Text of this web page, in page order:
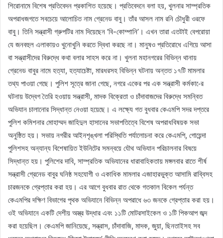
শিরোনামে বিশেষ প্রতিবেদন প্রকাশিত হয়েছে। প্রতিবেদনে বলা হয়, খুলনার সাম্প্রতিক
অপরাধজগতে সবচেয়ে আলোচিত নাম গ্রেনেড বাবু। তাঁর আসল নাম রনি চৌধুরী ওরফে
বাবু। তিনি সন্ত্রাসী গ্রুপটির নাম দিয়েছেন ‘বি-কোম্পানি’। এখন তারা এতটাই বেপরোয়া
যে জনবহুল এলাকায়ও খুনোখুনি করতে দ্বিধা করছে না। মানুষও প্রতিরোধে এগিয়ে আসা
বা সন্ত্রাসীদের বিরুদ্ধে কথা বলার সাহস করে না। খুলনা মহানগরের বিভিন্ন থানায়
গ্রেনেড বাবুর নামে হত্যা, হত্যাচেষ্টা, মারধরসহ বিভিন্ন ঘটনায় অন্তত ১৭টি মামলার
তথ্য পাওয়া গেছে। পুলিশ সূত্রে জানা গেছে, নগরে একের পর এক সন্ত্রাসী কর্মকা-ের
ঘটনায় উদ্বেগ তৈরি হওয়ায় সন্ত্রাসী, মাদক বিক্রেতা ও চাঁদাবাজদের বিরুদ্ধে সমন্বিত
অভিযান চালানোর সিদ্ধান্ত নেওয়া হয়েছে। এ লক্ষ্যে গত বুধবার কেএমপি সদর দপ্তরে
পুলিশ কমিশনার মোহাম্মদ জাহিদুল হাসানের সভাপতিত্বে বিশেষ অপরাধবিষয়ক সভা
অনুষ্ঠিত হয়। সভায় নগরীর আইনশৃঙ্খলা পরিস্থিতি পর্যালোচনা করে কেএমপি, গোয়েন্দা
পুলিশসহ অন্যান্য বিশেষায়িত ইউনিটের সমন্বয়ে যৌথ অভিযান পরিচালনার বিষয়ে
সিদ্ধান্ত হয়। পুলিশের দাবি, সাম্প্রতিক অভিযানের ধারাবাহিকতায় মঙ্গলবার রাতে শীর্ষ
সন্ত্রাসী গ্রেনেড বাবুর ঘনিষ্ঠ সহযোগী ও একাধিক মামলার এজাহারভুক্ত আসামি রাব্বিসহ
চারজনকে গ্রেপ্তার করা হয়। এর আগে বুধবার রাত থেকে গতকাল বিকেল পর্যন্ত
কেএমপির দক্ষিণ বিভাগের পৃথক অভিযানে বিভিন্ন অপরাধে ৬৩ জনকে গ্রেপ্তার করা হয়।
ওই অভিযানে একটি দেশীয় অস্ত্র উদ্ধার এবং ১১টি মোটরসাইকেল ও ১টি পিকআপ জব্দ
করা হয়েছিল। কেএমপি জানিয়েছে, সন্ত্রাস, চাঁদাবাজি, মাদক, জুয়া, ছিনতাইসহ সব